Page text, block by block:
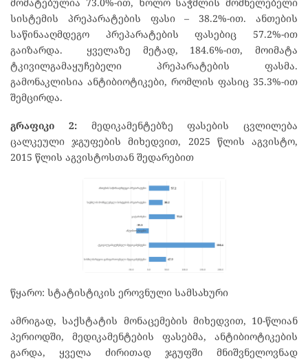
მომატებულია 73.0%-ით, ხოლო საჭმლის მომნელებელი
სისტემის პრეპარატების ფასი – 38.2%-ით. ანთების
საწინააღმდეგო პრეპარატების ფასებიც 57.2%-ით
გაიზარდა. ყველაზე მეტად, 184.6%-ით, მოიმატა
ტკივილგამაყუჩებელი პრეპარატების ფასმა.
გამონაკლისია ანტიბიოტიკები, რომლის ფასიც 35.3%-ით
შემცირდა.
გრაფიკი 2:მედიკამენტებზე ფასების ცვლილება
ცალკეული ჯგუფების მიხედვით, 2025 წლის აგვისტო,
2015 წლის აგვისტოსთან შედარებით
წყარო: სტატისტიკის ეროვნული სამსახური
ამრიგად, საქსტატის მონაცემების მიხედვით, 10-წლიან
პერიოდში, მედიკამენტების ფასებმა, ანტიბიოტიკების
გარდა, ყველა ძირითად ჯგუფში მნიშვნელოვნად